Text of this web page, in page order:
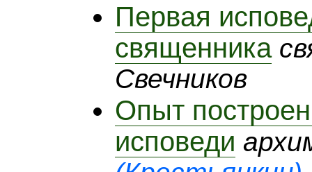
Первая
священника
Свечников
Опыт
исповеди